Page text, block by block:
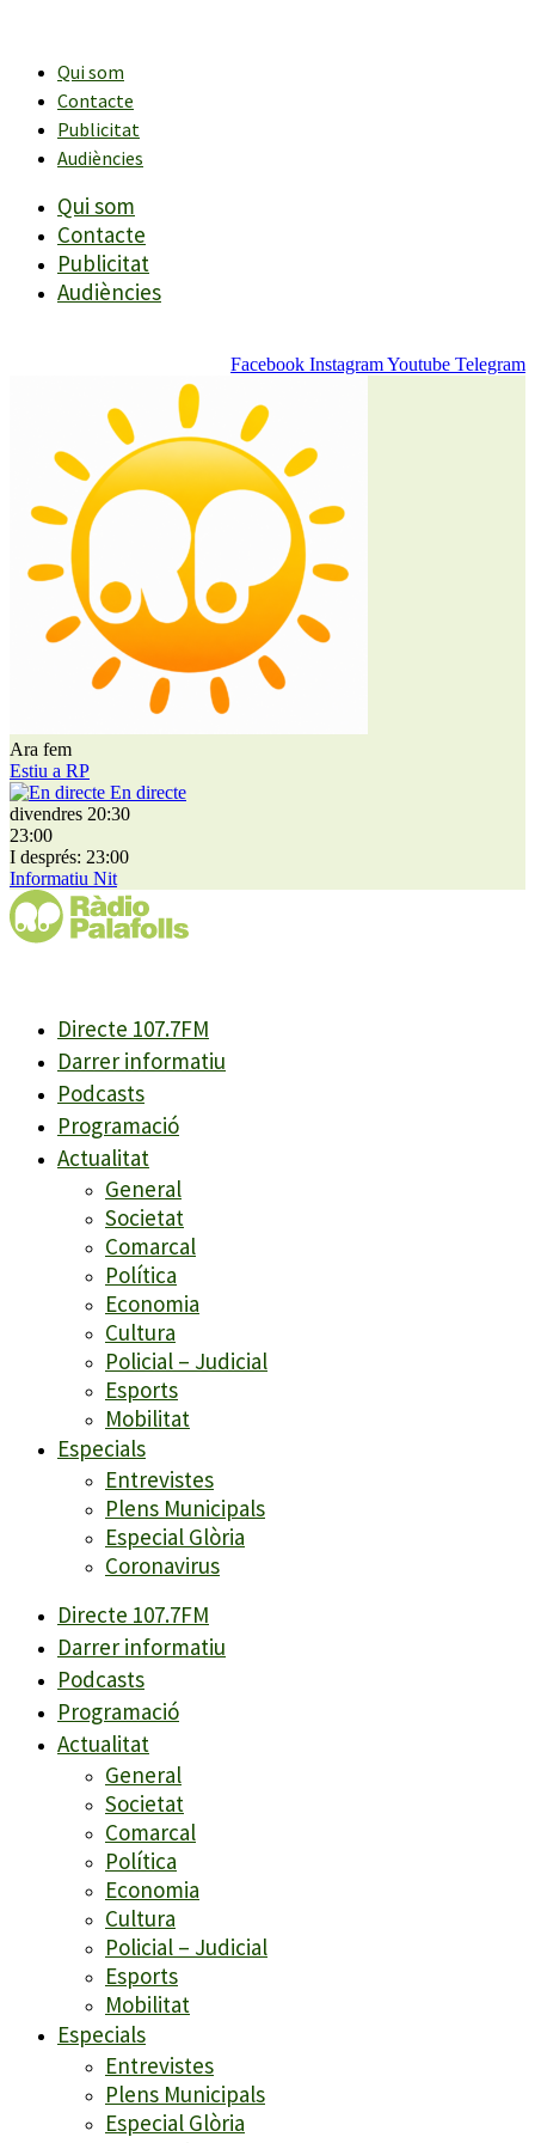
contingutQui som
Contacte
Publicitat
Audiències
Qui som
Contacte
Publicitat
Audiències
Facebook InstagramYoutube Telegram
Ara fem
Estiu a RP
En directe
divendres 20:30
23:00
I després: 23:00
Informatiu Nit
Directe 107.7FM
Darrer informatiu
Podcasts
Programació
Actualitat
General
Societat
Comarcal
Política
Economia
Cultura
Policial – Judicial
Esports
Mobilitat
Especials
Entrevistes
Plens Municipals
Especial Glòria
Coronavirus
Directe 107.7FM
Darrer informatiu
Podcasts
Programació
Actualitat
General
Societat
Comarcal
Política
Economia
Cultura
Policial – Judicial
Esports
Mobilitat
Especials
Entrevistes
Plens Municipals
Especial Glòria